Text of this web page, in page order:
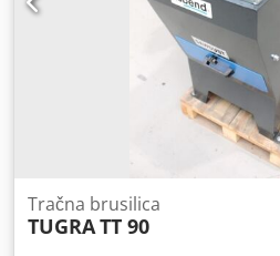
Tračna brusilica
TUGRATT 90